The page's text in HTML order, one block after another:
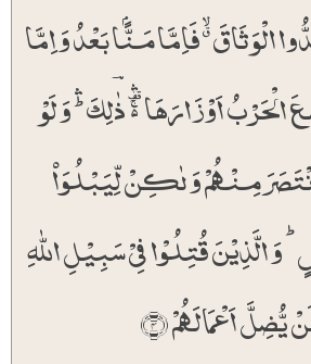
الۡوَثَاقَ ٭ۙ فَاِمَّا مَنًّۢا بَعۡدُ وَ اِمَّا
الۡحَرۡبُ اَوۡزَارَہَا ۬ۚ۟ۛ ذٰؔلِکَ ؕۛ وَ لَوۡ
مِنۡہُمۡ وَ لٰکِنۡ لِّیَبۡلُوَا۠
قُتِلُوۡا فِیۡ سَبِیۡلِ اللّٰہِ
یُّضِلَّ اَعۡمَالَہُمۡ ﴿۴﴾